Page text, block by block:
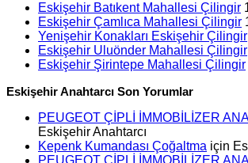
Eskişehir Batıkent Mahallesi Çilingir
Eskişehir Çamlıca Mahallesi Çilingir
Yenişehir Konakları Eskişehir Çilingir
Eskişehir Uluönder Mahallesi Çilingir
Eskişehir Şirintepe Mahallesi Çilingir
Eskişehir Anahtarcı Son Yorumlar
PEUGEOT ÇİPLİ İMMOBİLİZER
Eskişehir Anahtarcı
Kepenk Kumandası Çoğaltma için
PEUGEOT ÇİPLİ İMMOBİLİZER